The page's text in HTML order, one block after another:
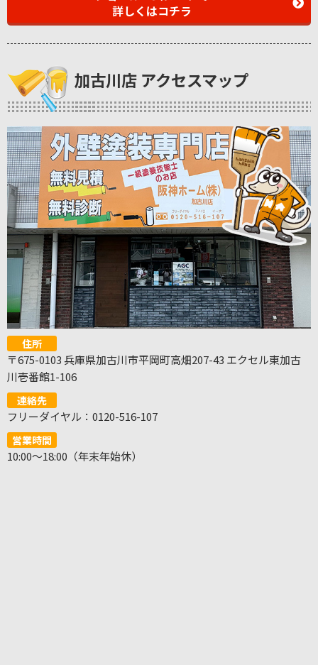
詳しくはコチラ
加古川店 アクセスマップ
住所
〒675-0103 兵庫県加古川市平岡町高畑207-43 エクセル東加古
川壱番館1-106
連絡先
フリーダイヤル：0120-516-107
営業時間
10:00～18:00（年末年始休）